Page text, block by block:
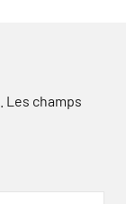
Les champs